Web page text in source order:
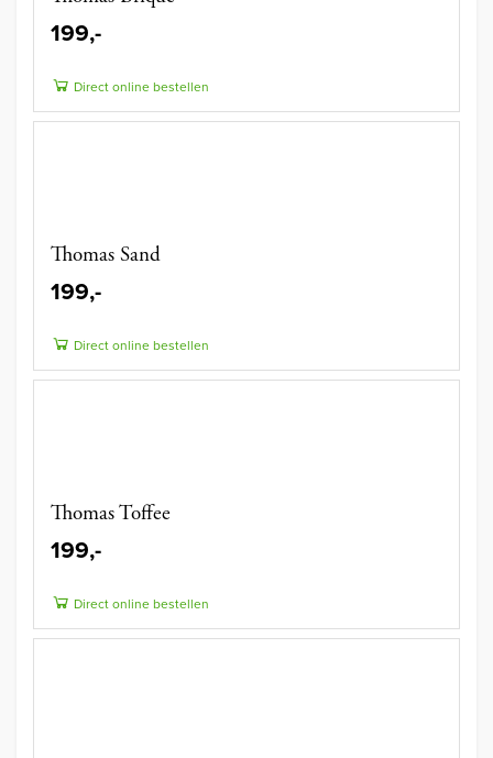
199,-
Direct online bestellen
Thomas Sand
199,-
Direct online bestellen
Thomas Toffee
199,-
Direct online bestellen